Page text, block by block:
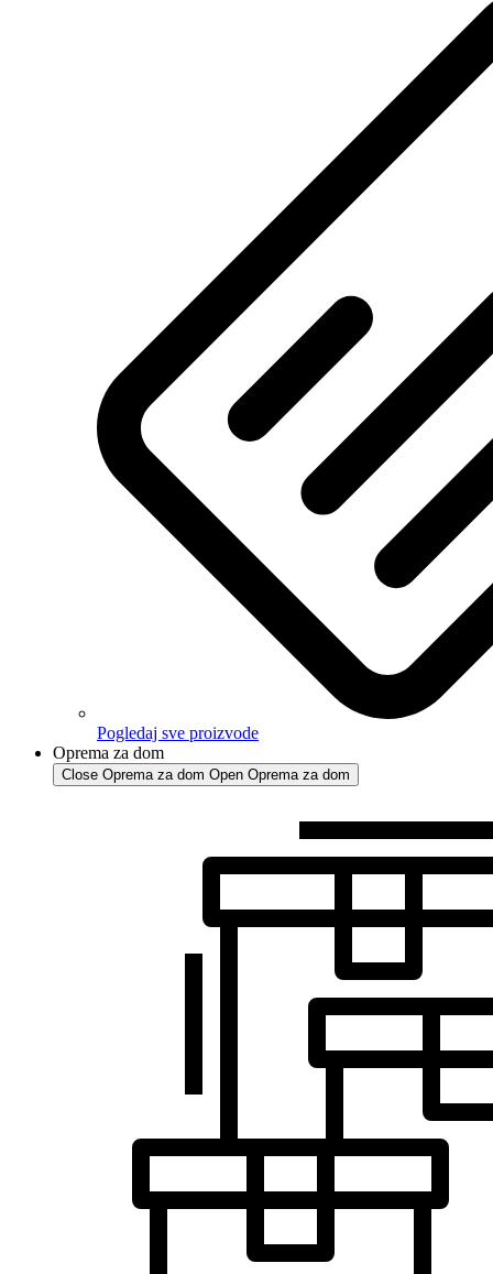
Pogledaj sve proizvode
Oprema za dom
Close Oprema za dom Open Oprema za dom